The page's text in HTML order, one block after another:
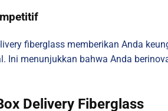
fiberglass memberikan Anda
Ini menunjukkan bahwa Anda
Delivery Fiberglass